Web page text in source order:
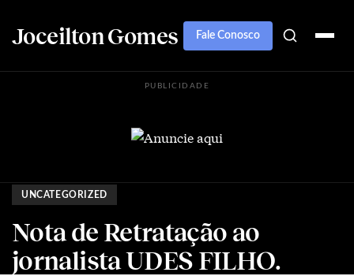
Joceilton Gomes Fale Conosco
PUBLICIDADE
UNCATEGORIZED
Nota de Retratação ao
jornalista UDES FILHO.